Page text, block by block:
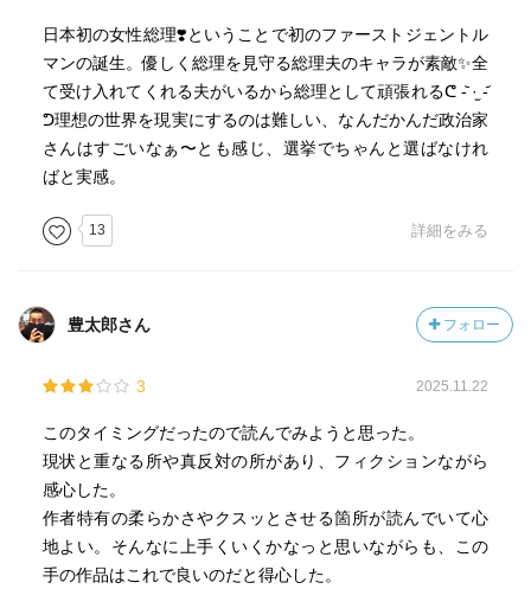
日本初の女性総理❣️ということで初のファーストジェントル
マンの誕生。優しく総理を見守る総理夫のキャラが素敵✨全
て受け入れてくれる夫がいるから総理として頑張れるᕦ -᷅ ·̫ -᷄
ᕤ理想の世界を現実にするのは難しい、なんだかんだ政治家
さんはすごいなぁ〜とも感じ、選挙でちゃんと選ばなけれ
ばと実感。
13 詳細をみる
豊太郎さん フォロー
3 2025.11.22
このタイミングだったので読んでみようと思った。
現状と重なる所や真反対の所があり、フィクションながら
感心した。
作者特有の柔らかさやクスッとさせる箇所が読んでいて心
地よい。そんなに上手くいくかなっと思いながらも、この
手の作品はこれで良いのだと得心した。